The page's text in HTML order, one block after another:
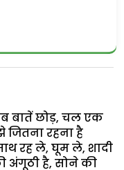
बातें छोड़, चल एक
रहना है
रह ले, घूम ले, शादी
अंगूठी है, सोने की